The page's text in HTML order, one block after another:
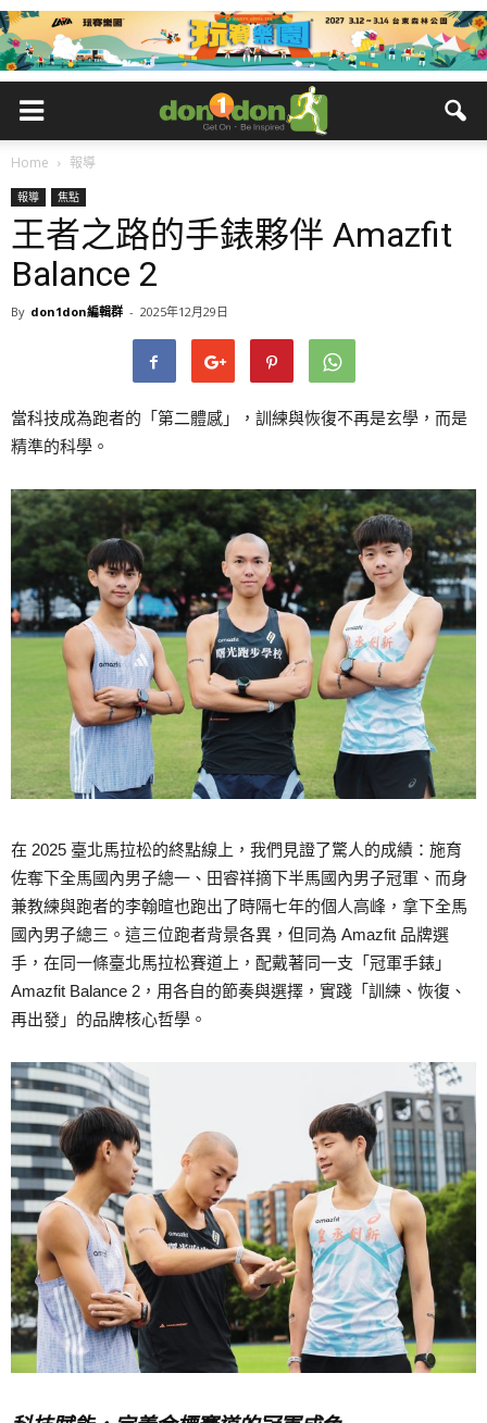
Home 報導
報導 焦點
王者之路的手錶夥伴 Amazfit
Balance 2
By don1don編輯群 - 2025年12月29日
當科技成為跑者的「第二體感」，訓練與恢復不再是玄學，而是
精準的科學。
在 2025 臺北馬拉松的終點線上，我們見證了驚人的成績：施育
佐奪下全馬國內男子總一、田睿祥摘下半馬國內男子冠軍、而身
兼教練與跑者的李翰暄也跑出了時隔七年的個人高峰，拿下全馬
國內男子總三。這三位跑者背景各異，但同為 Amazfit 品牌選
手，在同一條臺北馬拉松賽道上，配戴著同一支「冠軍手錶」
Amazfit Balance 2，用各自的節奏與選擇，實踐「訓練、恢復、
再出發」的品牌核心哲學。